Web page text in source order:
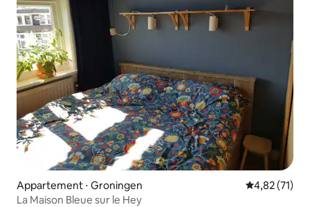
Appartement ⋅ Groningen Évaluation
4,82 (71)
La Maison Bleue sur le Hey